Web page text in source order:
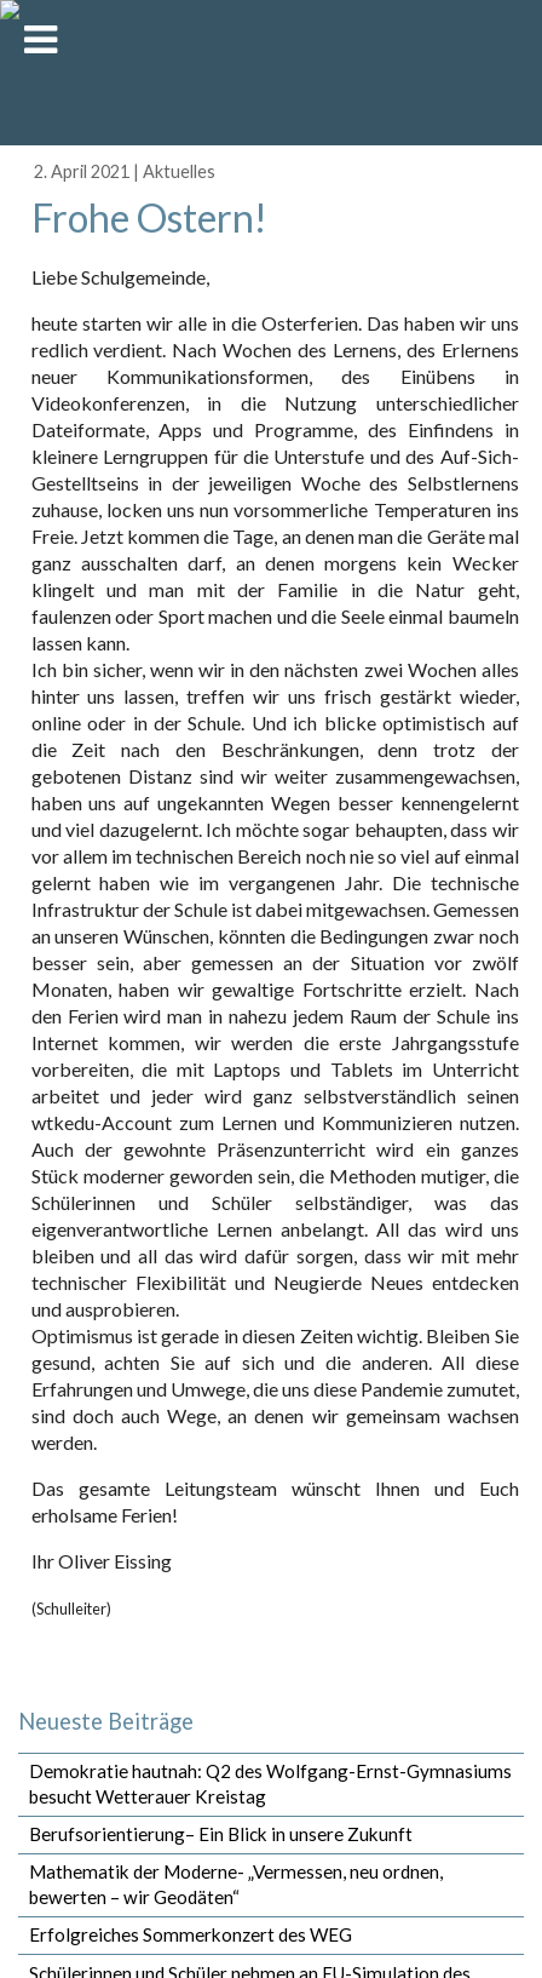
2. April 2021 |Aktuelles
Frohe Ostern!
Liebe Schulgemeinde,
heute starten wir alle in die Osterferien. Das haben wir uns
redlich verdient. Nach Wochen des Lernens, des Erlernens
neuer Kommunikationsformen, des Einübens in
Videokonferenzen, in die Nutzung unterschiedlicher
Dateiformate, Apps und Programme, des Einfindens in
kleinere Lerngruppen für die Unterstufe und des Auf-Sich-
Gestelltseins in der jeweiligen Woche des Selbstlernens
zuhause, locken uns nun vorsommerliche Temperaturen ins
Freie. Jetzt kommen die Tage, an denen man die Geräte mal
ganz ausschalten darf, an denen morgens kein Wecker
klingelt und man mit der Familie in die Natur geht,
faulenzen oder Sport machen und die Seele einmal baumeln
lassen kann.
Ich bin sicher, wenn wir in den nächsten zwei Wochen alles
hinter uns lassen, treffen wir uns frisch gestärkt wieder,
online oder in der Schule. Und ich blicke optimistisch auf
die Zeit nach den Beschränkungen, denn trotz der
gebotenen Distanz sind wir weiter zusammengewachsen,
haben uns auf ungekannten Wegen besser kennengelernt
und viel dazugelernt. Ich möchte sogar behaupten, dass wir
vor allem im technischen Bereich noch nie so viel auf einmal
gelernt haben wie im vergangenen Jahr. Die technische
Infrastruktur der Schule ist dabei mitgewachsen. Gemessen
an unseren Wünschen, könnten die Bedingungen zwar noch
besser sein, aber gemessen an der Situation vor zwölf
Monaten, haben wir gewaltige Fortschritte erzielt. Nach
den Ferien wird man in nahezu jedem Raum der Schule ins
Internet kommen, wir werden die erste Jahrgangsstufe
vorbereiten, die mit Laptops und Tablets im Unterricht
arbeitet und jeder wird ganz selbstverständlich seinen
wtkedu-Account zum Lernen und Kommunizieren nutzen.
Auch der gewohnte Präsenzunterricht wird ein ganzes
Stück moderner geworden sein, die Methoden mutiger, die
Schülerinnen und Schüler selbständiger, was das
eigenverantwortliche Lernen anbelangt. All das wird uns
bleiben und all das wird dafür sorgen, dass wir mit mehr
technischer Flexibilität und Neugierde Neues entdecken
und ausprobieren.
Optimismus ist gerade in diesen Zeiten wichtig. Bleiben Sie
gesund, achten Sie auf sich und die anderen. All diese
Erfahrungen und Umwege, die uns diese Pandemie zumutet,
sind doch auch Wege, an denen wir gemeinsam wachsen
werden.
Das gesamte Leitungsteam wünscht Ihnen und Euch
erholsame Ferien!
Ihr Oliver Eissing
(Schulleiter)
Neueste Beiträge
Demokratie hautnah: Q2 des Wolfgang-Ernst-Gymnasiums
besucht Wetterauer Kreistag
Berufsorientierung– Ein Blick in unsere Zukunft
Mathematik der Moderne- „Vermessen, neu ordnen,
bewerten – wir Geodäten“
Erfolgreiches Sommerkonzert des WEG
Schülerinnen und Schüler nehmen an EU-Simulation des